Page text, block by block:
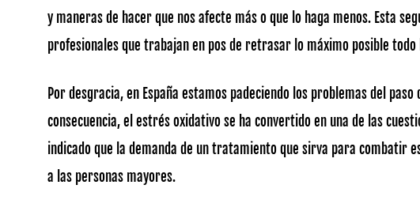
y maneras de hacer que nos afecte más o que lo haga menos. Esta
profesionales que trabajan en pos de retrasar lo máximo posible
Por desgracia, en España estamos padeciendo los problemas del
consecuencia, el estrés oxidativo se ha convertido en una de las
indicado que la demanda de un tratamiento que sirva para combatir
a las personas mayores.